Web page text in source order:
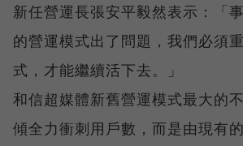
新任營運長張安平毅然表示：「
的營運模式出了問題，我們必須
式，才能繼續活下去。」
和信超媒體新舊營運模式最大的
傾全力衝刺用戶數，而是由現有